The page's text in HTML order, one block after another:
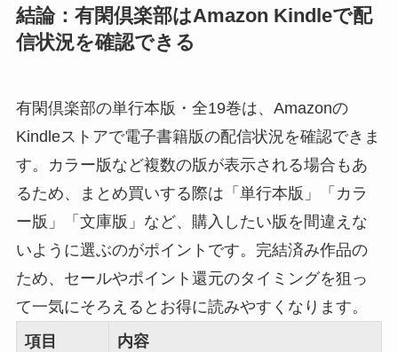
結論：有閑倶楽部はAmazon Kindleで配
信状況を確認できる
有閑倶楽部の単行本版・全19巻は、Amazonの
Kindleストアで電子書籍版の配信状況を確認できま
す。カラー版など複数の版が表示される場合もあ
るため、まとめ買いする際は「単行本版」「カラ
ー版」「文庫版」など、購入したい版を間違えな
いように選ぶのがポイントです。完結済み作品の
ため、セールやポイント還元のタイミングを狙っ
て一気にそろえるとお得に読みやすくなります。
項目
内容